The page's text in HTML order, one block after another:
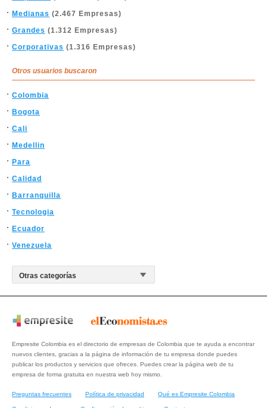
Medianas (2.467 Empresas)
Grandes (1.312 Empresas)
Corporativas (1.316 Empresas)
Otros usuarios buscaron
Colombia
Bogota
Cali
Medellin
Para
Calidad
Barranquilla
Tecnologia
Ecuador
Venezuela
Empresite Colombia es el directorio de empresas de Colombia que te ayuda a encontrar
nuevos clientes, gracias a la página de información de tu empresa donde puedes
publicar los productos y servicios que ofreces. Puedes crear la página web de tu
empresa de forma gratuita en nuestra web hoy mismo.
Preguntas frecuentes Política de privacidad Qué es Empresite Colombia